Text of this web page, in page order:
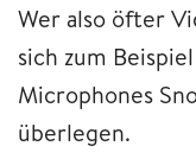
Wer also öfter
sich zum
Microphones
überlegen.